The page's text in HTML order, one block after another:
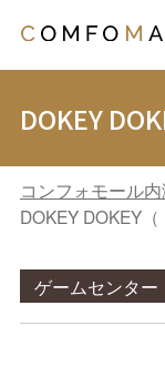
DOKEY
コンフォモール
DOKEY DOKEY
ゲームセンター